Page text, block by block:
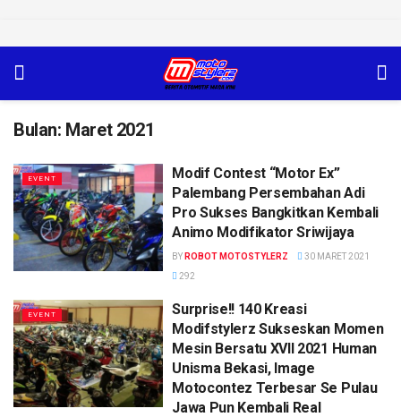
Bulan: Maret 2021
EVENT
Modif Contest “Motor Ex”
Palembang Persembahan Adi
Pro Sukses Bangkitkan Kembali
Animo Modifikator Sriwijaya
BY ROBOT MOTOSTYLERZ
30 MARET 2021
292
EVENT
Surprise!! 140 Kreasi
Modifstylerz Sukseskan Momen
Mesin Bersatu XVII 2021 Human
Unisma Bekasi, Image
Motocontez Terbesar Se Pulau
Jawa Pun Kembali Real